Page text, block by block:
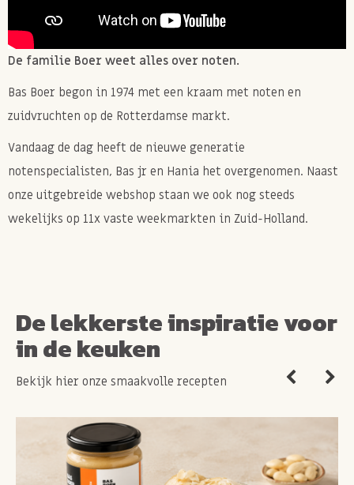
De familie Boer weet alles over noten.
Bas Boer begon in 1974 met een kraam met noten en
zuidvruchten op de Rotterdamse markt.
Vandaag de dag heeft de nieuwe generatie
notenspecialisten, Bas jr en Hania het overgenomen. Naast
onze uitgebreide webshop staan we ook nog steeds
wekelijks op 11x vaste weekmarkten in Zuid-Holland.
De lekkerste inspiratie voor
in de keuken
Bekijk hier onze smaakvolle recepten